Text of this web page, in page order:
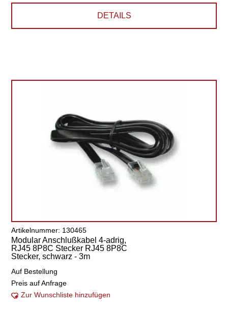
DETAILS
Artikelnummer: 130465
Modular Anschlußkabel 4-adrig,
RJ45 8P8C Stecker RJ45 8P8C
Stecker, schwarz - 3m
Auf Bestellung
Preis auf Anfrage
Zur Wunschliste hinzufügen